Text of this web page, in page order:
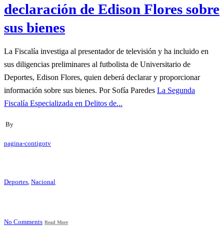
declaración de Edison Flores sobre
sus bienes
La Fiscalía investiga al presentador de televisión y ha incluido en
sus diligencias preliminares al futbolista de Universitario de
Deportes, Edison Flores, quien deberá declarar y proporcionar
información sobre sus bienes. Por Sofía Paredes La Segunda
Fiscalía Especializada en Delitos de...
By
pagina-contigotv
Deportes, Nacional
No Comments Read More